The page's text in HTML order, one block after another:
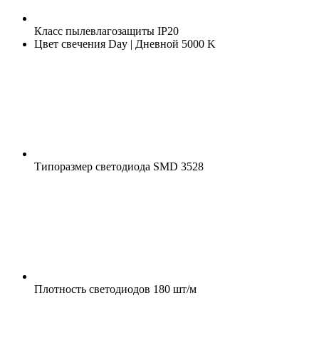
Класс пылевлагозащиты IP20
Цвет свечения Day | Дневной 5000 K
Типоразмер светодиода SMD 3528
Плотность светодиодов 180 шт/м